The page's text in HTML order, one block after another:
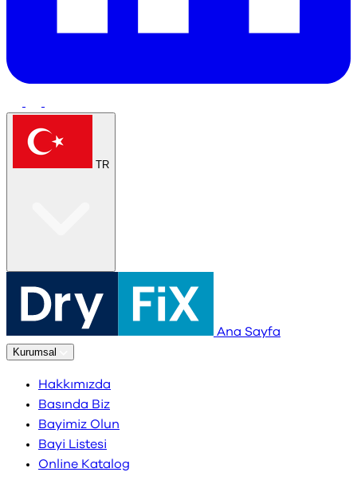
TR
Ana Sayfa
Kurumsal
Hakkımızda
Basında Biz
Bayimiz Olun
Bayi Listesi
Online Katalog